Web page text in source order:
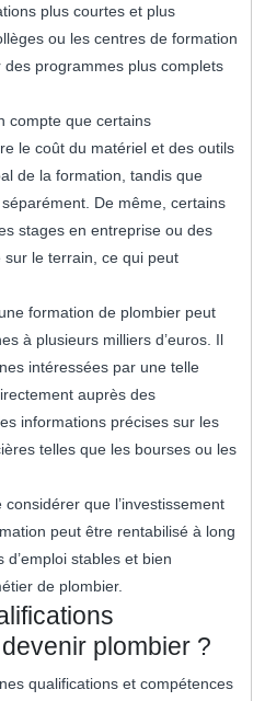
plus courtes et plus
ou les centres de formation
programmes plus complets
compte que certains
le coût du matériel et des outils
de la formation, tandis que
De même, certains
stages en entreprise ou des
sur le terrain, ce qui peut
formation de plombier peut
à plusieurs milliers d’euros. Il
intéressées par une telle
auprès des
informations précises sur les
telles que les bourses ou les
que l’investissement
peut être rentabilisé à long
stables et bien
de plombier.
plombier ?
qualifications et compétences